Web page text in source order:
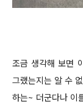
조금 생각해 보면
그랬는지는 알 수
하는~ 더군다나 이